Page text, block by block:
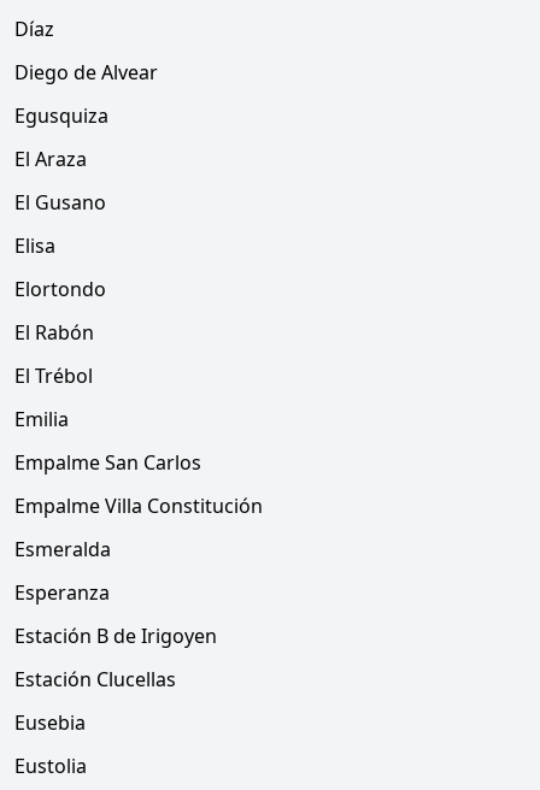
Díaz
Diego de Alvear
Egusquiza
El Araza
El Gusano
Elisa
Elortondo
El Rabón
El Trébol
Emilia
Empalme San Carlos
Empalme Villa Constitución
Esmeralda
Esperanza
Estación B de Irigoyen
Estación Clucellas
Eusebia
Eustolia